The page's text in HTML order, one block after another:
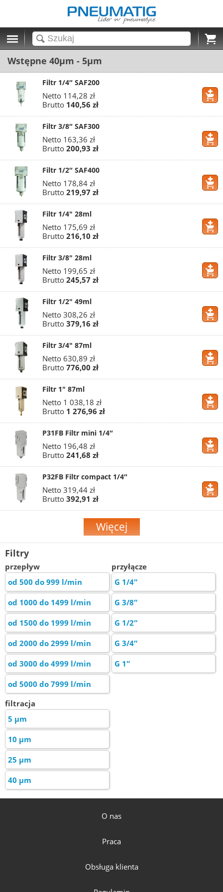
Cart
Wstępne 40µm - 5µm
Filtr 1/4″ SAF200
Netto 114,28 zł
Brutto 140,56 zł
Filtr 3/8″ SAF300
Netto 163,36 zł
Brutto 200,93 zł
Filtr 1/2″ SAF400
Netto 178,84 zł
Brutto 219,97 zł
Filtr 1/4" 28ml
Netto 175,69 zł
Brutto 216,10 zł
Filtr 3/8" 28ml
Netto 199,65 zł
Brutto 245,57 zł
Filtr 1/2" 49ml
Netto 308,26 zł
Brutto 379,16 zł
Filtr 3/4" 87ml
Netto 630,89 zł
Brutto 776,00 zł
Filtr 1" 87ml
Netto 1 038,18 zł
Brutto 1 276,96 zł
P31FB Filtr mini 1/4″
Netto 196,48 zł
Brutto 241,68 zł
P32FB Filtr compact 1/4″
Netto 319,44 zł
Brutto 392,91 zł
Więcej
Filtry
przepływ
od 500 do 999 l/min
od 1000 do 1499 l/min
od 1500 do 1999 l/min
od 2000 do 2999 l/min
od 3000 do 4999 l/min
od 5000 do 7999 l/min
przyłącze
G 1/4″
G 3/8″
G 1/2″
G 3/4″
G 1″
filtracja
5 µm
10 µm
25 µm
40 µm
O nas
Praca
Obsługa klienta